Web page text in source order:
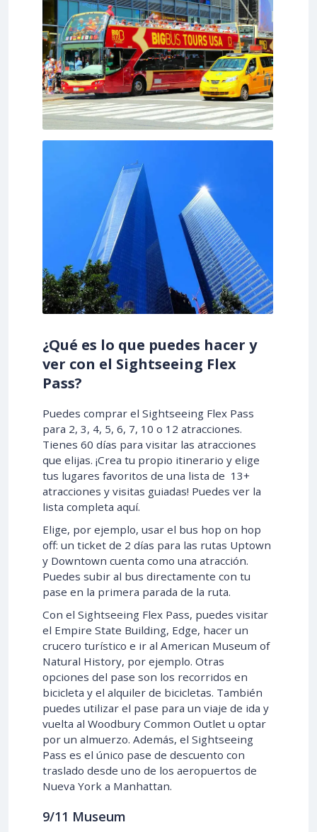
¿Qué es lo que puedes hacer y
ver con el Sightseeing Flex
Pass?
Puedes comprar el Sightseeing Flex Pass
para 2, 3, 4, 5, 6, 7, 10 o 12 atracciones.
Tienes 60 días para visitar las atracciones
que elijas. ¡Crea tu propio itinerario y elige
tus lugares favoritos de una lista de 13+
atracciones y visitas guiadas! Puedes ver la
lista completa aquí.
Elige, por ejemplo, usar el bus hop on hop
off: un ticket de 2 días para las rutas Uptown
y Downtown cuenta como una atracción.
Puedes subir al bus directamente con tu
pase en la primera parada de la ruta.
Con el Sightseeing Flex Pass, puedes visitar
el Empire State Building, Edge, hacer un
crucero turístico e ir al American Museum of
Natural History, por ejemplo. Otras
opciones del pase son los recorridos en
bicicleta y el alquiler de bicicletas. También
puedes utilizar el pase para un viaje de ida y
vuelta al Woodbury Common Outlet u optar
por un almuerzo. Además, el Sightseeing
Pass es el único pase de descuento con
traslado desde uno de los aeropuertos de
Nueva York a Manhattan.
9/11 Museum